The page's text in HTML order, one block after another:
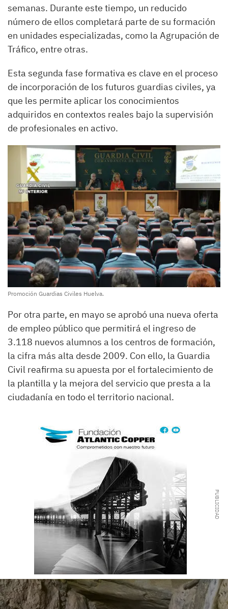
semanas. Durante este tiempo, un reducido
número de ellos completará parte de su formación
en unidades especializadas, como la Agrupación de
Tráfico, entre otras.
Esta segunda fase formativa es clave en el proceso
de incorporación de los futuros guardias civiles, ya
que les permite aplicar los conocimientos
adquiridos en contextos reales bajo la supervisión
de profesionales en activo.
Promoción Guardias Civiles Huelva.
Por otra parte, en mayo se aprobó una nueva oferta
de empleo público que permitirá el ingreso de
3.118 nuevos alumnos a los centros de formación,
la cifra más alta desde 2009. Con ello, la Guardia
Civil reafirma su apuesta por el fortalecimiento de
la plantilla y la mejora del servicio que presta a la
ciudadanía en todo el territorio nacional.